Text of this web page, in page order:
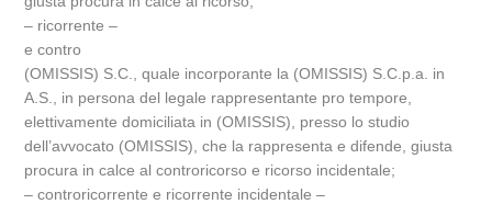
– ricorrente –
e contro
(OMISSIS) S.C., quale incorporante la (OMISSIS) S.C.p.a. in
A.S., in persona del legale rappresentante pro tempore,
elettivamente domiciliata in (OMISSIS), presso lo studio
dell’avvocato (OMISSIS), che la rappresenta e difende, giusta
procura in calce al controricorso e ricorso incidentale;
– controricorrente e ricorrente incidentale –